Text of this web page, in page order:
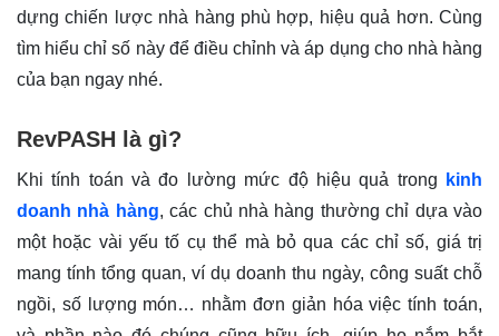
dựng chiến lược nhà hàng phù hợp, hiệu quả hơn. Cùng
tìm hiểu chỉ số này để điều chỉnh và áp dụng cho nhà hàng
của bạn ngay nhé.
RevPASH là gì?
Khi tính toán và đo lường mức độ hiệu quả trong
kinh
doanh nhà hàng, các chủ nhà hàng thường chỉ dựa vào
một hoặc vài yếu tố cụ thể mà bỏ qua các chỉ số, giá trị
mang tính tổng quan, ví dụ doanh thu ngày, công suất chỗ
ngồi, số lượng món… nhằm đơn giản hóa việc tính toán,